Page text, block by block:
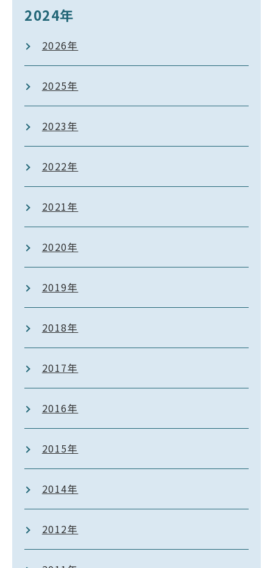
2024年
2026年
2025年
2023年
2022年
2021年
2020年
2019年
2018年
2017年
2016年
2015年
2014年
2012年